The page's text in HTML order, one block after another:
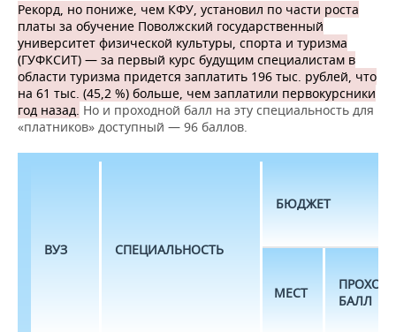
Рекорд, но пониже, чем КФУ, установил по части роста
платы за обучение Поволжский государственный
университет физической культуры, спорта и туризма
(ГУФКСИТ) — за первый курс будущим специалистам в
области туризма придется заплатить 196 тыс. рублей, что
на 61 тыс. (45,2 %) больше, чем заплатили первокурсники
год назад. Но и проходной балл на эту специальность для
«платников» доступный — 96 баллов.
ВУЗ СПЕЦИАЛЬНОСТЬ
БЮДЖЕТ
МЕСТ
БАЛЛ